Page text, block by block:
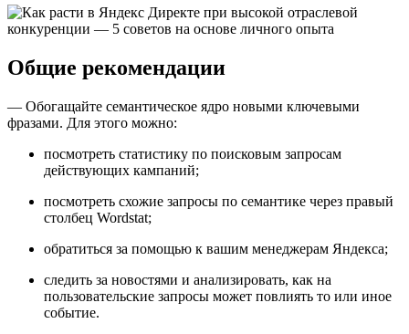
Общие рекомендации
— Обогащайте семантическое ядро новыми ключевыми
фразами. Для этого можно:
посмотреть статистику по поисковым запросам
действующих кампаний;
посмотреть схожие запросы по семантике через правый
столбец Wordstat;
обратиться за помощью к вашим менеджерам Яндекса;
следить за новостями и анализировать, как на
пользовательские запросы может повлиять то или иное
событие.